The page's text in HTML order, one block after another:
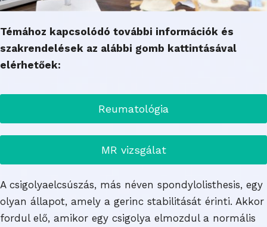
Témához kapcsolódó további információk és
szakrendelések az alábbi gomb kattintásával
elérhetőek:
Reumatológia
MR vizsgálat
A csigolyaelcsúszás, más néven spondylolisthesis, egy
olyan állapot, amely a gerinc stabilitását érinti. Akkor
fordul elő, amikor egy csigolya elmozdul a normális